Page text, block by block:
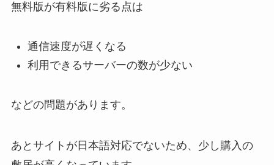
無料版が有料版に劣る点は
通信速度が遅くなる
利用できるサーバーの数が少ない
などの問題があります。
あとサイトが日本語対応でないため、少し購入の